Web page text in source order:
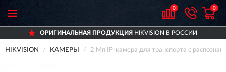
0 0
ОРИГИНАЛЬНАЯ ПРОДУКЦИЯ HIKVISION В РОССИИ
HIKVISION КАМЕРЫ 2 Мп IP-камера для транспорта с